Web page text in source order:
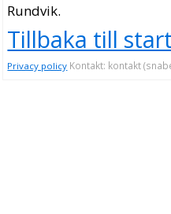
Rundvik.
Tillbaka till
Privacy policy Kontakt: kontakt